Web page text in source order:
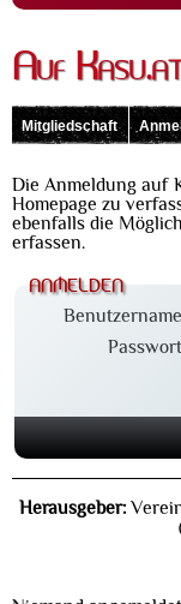
Auf
Mitgliedschaft
Die Anmeldung auf
Homepage zu
ebenfalls die
erfassen.
anmelden
Benutzername
Passwort
Herausgeber: